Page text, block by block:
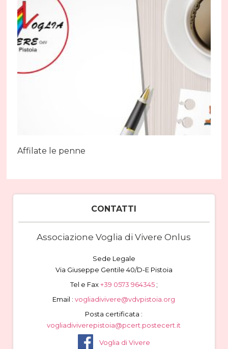
Affilate le penne
CONTATTI
Associazione Voglia di Vivere Onlus
Sede Legale
Via Giuseppe Gentile 40/D-E Pistoia
Tel e Fax+39 0573 964345 ;
Email : vogliadivivere@vdvpistoia.org
Posta certificata :
vogliadiviverepistoia@pcert.postecert.it
Voglia di Vivere